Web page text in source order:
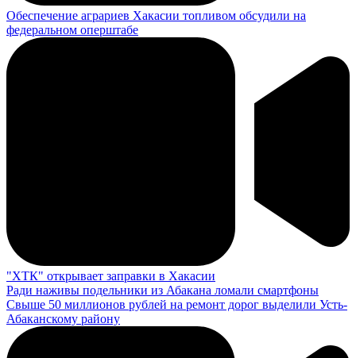
Обеспечение аграриев Хакасии топливом обсудили на
федеральном оперштабе
"ХТК" открывает заправки в Хакасии
Ради наживы подельники из Абакана ломали смартфоны
Свыше 50 миллионов рублей на ремонт дорог выделили Усть-
Абаканскому району